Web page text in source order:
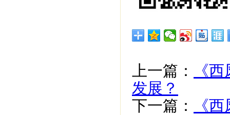
上一篇：
《
发展？
下一篇：
《